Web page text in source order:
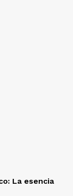
La esencia